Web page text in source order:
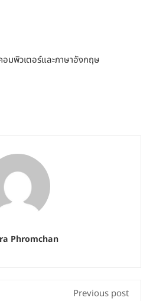
อมพิวเตอร์และภาษาอังกฤษ
Phromchan
Previous post